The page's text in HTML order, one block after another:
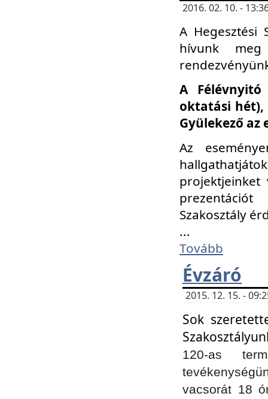
2016. 02. 10. -
A Hegesztési
hívunk
A
oktatási hét),
Gyülekező az
Az
Szakosztály
...
Tovább
Évzáró
2015. 12. 15. -
Sok
120-as
vacsorát 18